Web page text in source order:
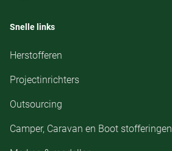
Snelle links
Herstofferen
Projectinrichters
Outsourcing
Camper, Caravan en Boot stofferingen